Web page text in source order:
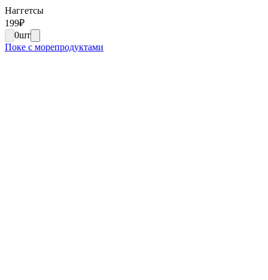
Наггетсы
199₽
0шт
Поке с морепродуктами